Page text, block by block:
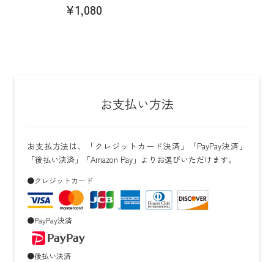
¥1,080
お支払い方法
お支払方法は、「クレジットカード決済」「PayPay決済」
「後払い決済」「Amazon Pay」よりお選びいただけます。
●クレジットカード
●PayPay決済
●後払い決済